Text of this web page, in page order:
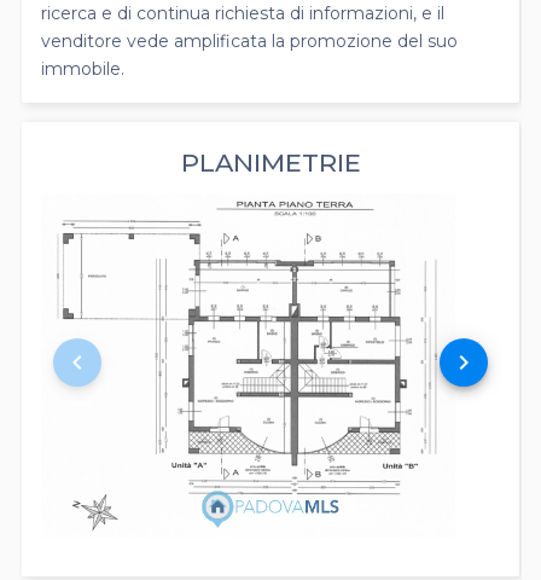
ricerca e di continua richiesta di informazioni, e il
venditore vede amplificata la promozione del suo
immobile.
PLANIMETRIE
keyboard_arrow_left keyboard_arrow_right